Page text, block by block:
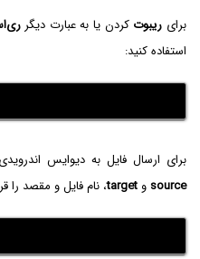
برای ریبوت کردن یا به عبارت دیگر
استفاده کنید:
برای ارسال فایل به دیوایس
sourceو target، نام فایل و مقصد را